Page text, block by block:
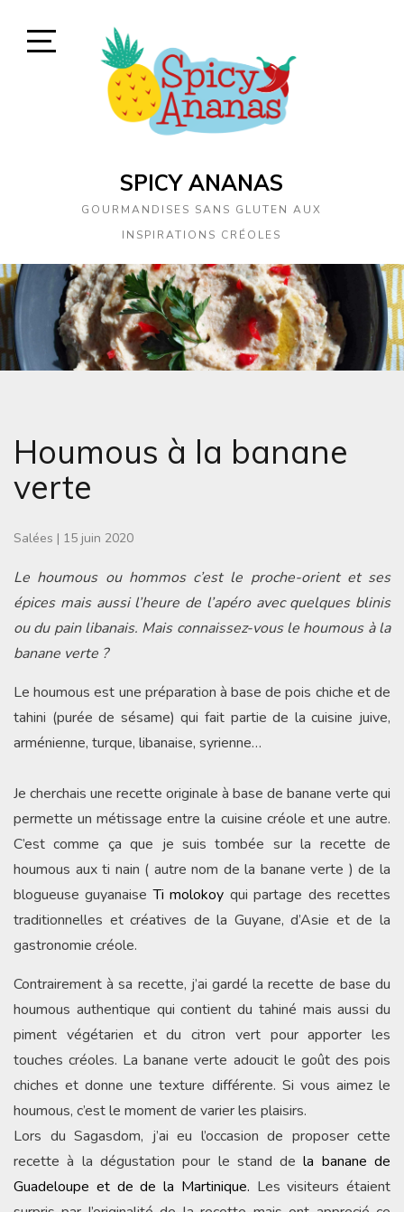
SPICY ANANAS
GOURMANDISES SANS GLUTEN AUX
INSPIRATIONS CRÉOLES
Houmous à la banane
verte
Salées | 15 juin 2020
Le houmous ou hommos c’est le proche-orient et ses
épices mais aussi l’heure de l’apéro avec quelques blinis
ou du pain libanais. Mais connaissez-vous le houmous à la
banane verte ?
Le houmous est une préparation à base de pois chiche et de
tahini (purée de sésame) qui fait partie de la cuisine juive,
arménienne, turque, libanaise, syrienne…
Je cherchais une recette originale à base de banane verte qui
permette un métissage entre la cuisine créole et une autre.
C’est comme ça que je suis tombée sur la recette de
houmous aux ti nain ( autre nom de la banane verte ) de la
blogueuse guyanaiseTi molokoy qui partage des recettes
traditionnelles et créatives de la Guyane, d’Asie et de la
gastronomie créole.
Contrairement à sa recette, j’ai gardé la recette de base du
houmous authentique qui contient du tahiné mais aussi du
piment végétarien et du citron vert pour apporter les
touches créoles. La banane verte adoucit le goût des pois
chiches et donne une texture différente. Si vous aimez le
houmous, c’est le moment de varier les plaisirs.
Lors du Sagasdom, j’ai eu l’occasion de proposer cette
recette à la dégustation pour le stand dela banane de
Guadeloupe et de de la Martinique. Les visiteurs étaient